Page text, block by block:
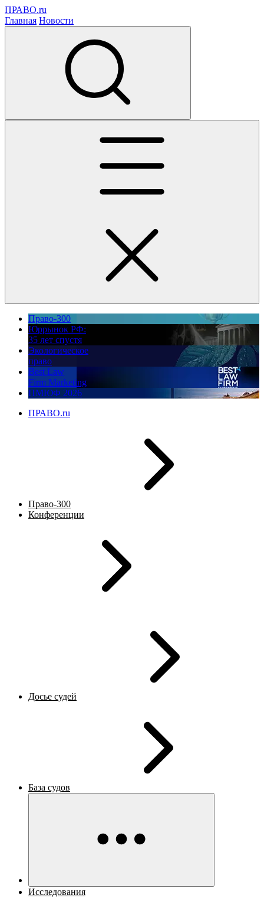
ПРАВО.ru
Главная Новости
Право-300
Юррынок РФ:
35 лет спустя
Экологическое
право
Best Law
Firm Marketing
ПМЮФ 2026
ПРАВО.ru
Право-300
Конференции
Досье судей
База судов
Исследования